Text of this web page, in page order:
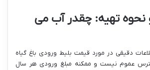
نحوه تهیه: چقدر آب می
دقیقی در مورد قیمت بلیط ورودی باغ گیاه
عموم نیست و ممکنه مبلغ ورودی هر سال